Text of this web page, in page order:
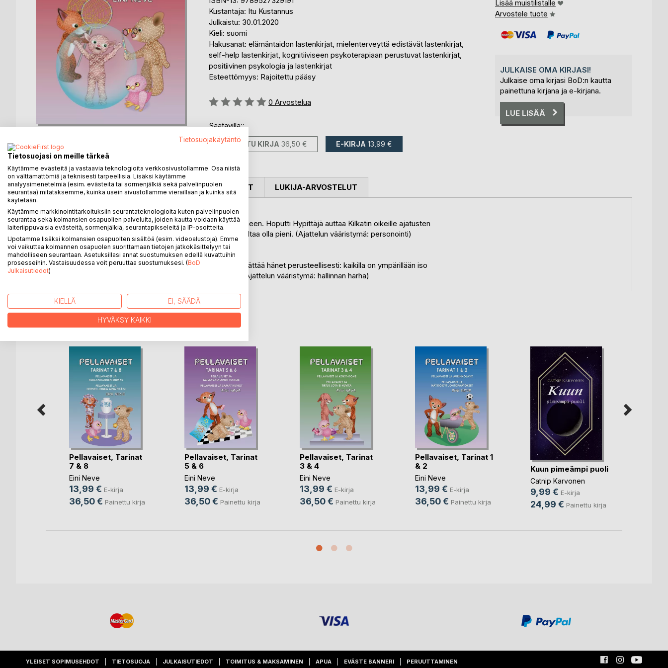
Kustantaja: Itu Kustannus
Julkaistu: 30.01.2020
Kieli: suomi
Hakusanat: elämäntaidon lastenkirjat, mielenterveyttä edistävät lastenkirjat,
self-help lastenkirjat, kognitiiviseen psykoterapiaan perustuvat lastenkirjat,
positiivinen psykologia ja lastenkirjat
Esteettömyys: Rajoitettu pääsy
Arvostelu::
0 Arvostelua
Saatavilla::
PAINETTU KIRJA 36,50 € E-KIRJA 13,99 €
Lisää muistilistalle
Arvostele tuote
JULKAISE OMA KIRJASI!
Julkaise oma kirjasi BoD:n kautta
painettuna kirjana ja e-kirjana.
LUE LISÄÄ
KUVAUS
Tarina 9: Pellavaiset ja Kilkatin kolhut
Kilkatti kuvittelee, että kaikki asiat liittyvät aina jotenkin häneen. Hoputti Hypittäjä auttaa Kilkatin oikeille ajatusten
poluille ja opettaa senkin, että kun on tarpeeksi suuri, uskaltaa olla pieni. (Ajattelun vääristymä: personointi)
Tarina 10: Pellavaiset ja iso kupla
Ortus Pellavainen kääntää taikakiikarit väärinpäin ja näky yllättää hänet perusteellisesti: kaikilla on ympärillään iso
kupla! Pellavaiset oppivat, millainen kupla on hyvä kupla. (Ajattelun vääristymä: hallinnan harha)
KIRJAILIJA LEHDISTÖARVOSTELUT LUKIJA-ARVOSTELUT
LISÄÄ KIRJOJA BoD:LLA
Pellavaiset, Tarinat
7 & 8
Eini Neve
13,99 € E-kirja
36,50 € Painettu kirja
Pellavaiset, Tarinat
5 & 6
Eini Neve
13,99 € E-kirja
36,50 € Painettu kirja
Pellavaiset, Tarinat
3 & 4
Eini Neve
13,99 € E-kirja
36,50 € Painettu kirja
Pellavaiset, Tarinat 1
& 2
Eini Neve
13,99 € E-kirja
36,50 € Painettu kirja
Kuun pimeämpi puoli
Catnip Karvonen
9,99 € E-kirja
24,99 € Painettu kirja
YLEISET SOPIMUSEHDOT TIETOSUOJA JULKAISUTIEDOT TOIMITUS & MAKSAMINEN APUA EVÄSTE BANNERI PERUUTTAMINEN
Tietosuojakäytäntö
Tietosuojasi on meille tärkeä
Käytämme evästeitä ja vastaavia teknologioita verkkosivustollamme. Osa niistä
on välttämättömiä ja teknisesti tarpeellisia. Lisäksi käytämme
analyysimenetelmiä (esim. evästeitä tai sormenjälkiä sekä palvelinpuolen
seurantaa) mitataksemme, kuinka usein sivustollamme vieraillaan ja kuinka sitä
käytetään.
Käytämme markkinointitarkoituksiin seurantateknologioita kuten palvelinpuolen
seurantaa sekä kolmansien osapuolien palveluita, joiden kautta voidaan käyttää
laiteriippuvaisia evästeitä, sormenjälkiä, seurantapikseleitä ja IP-osoitteita.
Upotamme lisäksi kolmansien osapuolten sisältöä (esim. videoalustoja). Emme
voi vaikuttaa kolmannen osapuolen suorittamaan tietojen jatkokäsittelyyn tai
mahdolliseen seurantaan. Asetuksillasi annat suostumuksen edellä kuvattuihin
prosesseihin. Vastaisuudessa voit peruuttaa suostumuksesi. (BoD
Julkaisutiedot)
KIELLÄ EI, SÄÄDÄ
HYVÄKSY KAIKKI